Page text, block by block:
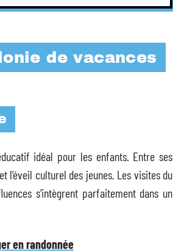
de vacances
idéal pour les enfants. Entre ses
culturel des jeunes. Les visites du
s’intègrent parfaitement dans un
en randonnée